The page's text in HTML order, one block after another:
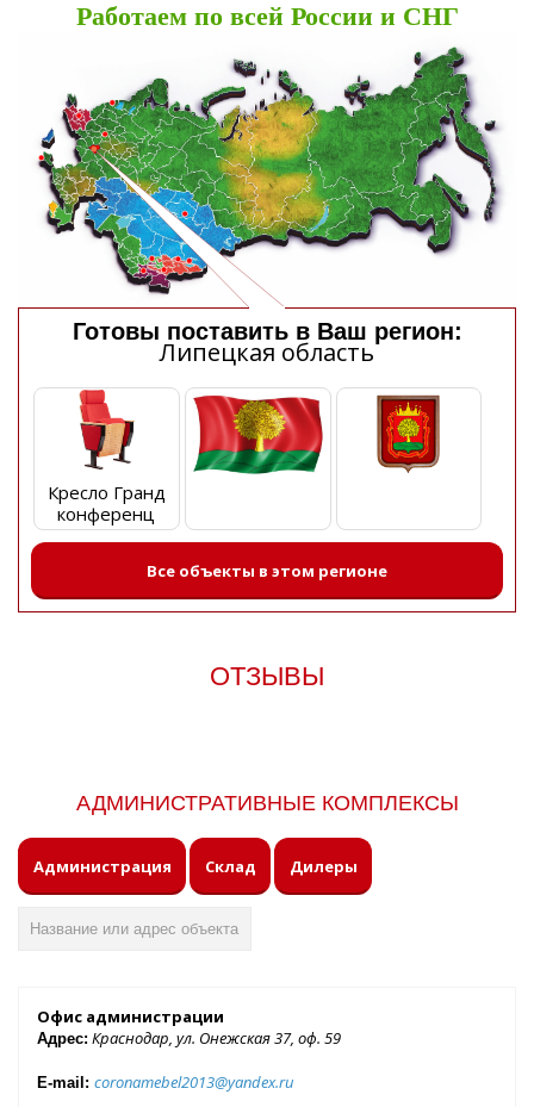
Работаем по всей России и СНГ
Готовы поставить в Ваш регион:
Липецкая область
Кресло Гранд
конференц
Все объекты в этом регионе
ОТЗЫВЫ
АДМИНИСТРАТИВНЫЕ КОМПЛЕКСЫ
Администрация Склад Дилеры
Офис администрации
Адрес: Краснодар, ул. Онежская 37, оф. 59
E-mail: coronamebel2013@yandex.ru